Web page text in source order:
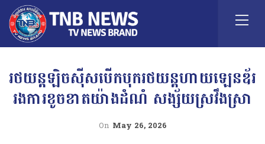
រថយន្តឡិចស៊ីសបើកបុករថយន្តហាយឡេនឌ័រ
រងការខូចខាតយ៉ាងដំណំ សង្ស័យស្រវឹងស្រា
On May 26, 2026